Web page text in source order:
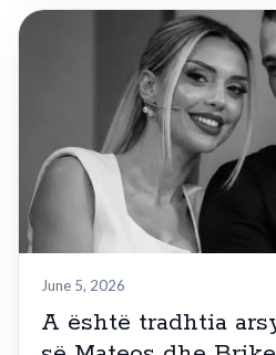
June 5, 2026
A është tradhtia